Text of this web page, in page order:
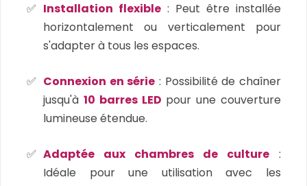
Installation flexible : Peut être installée
horizontalement ou verticalement pour
s'adapter à tous les espaces.
Connexion en série : Possibilité de chaîner
jusqu'à 10 barres LED pour une couverture
lumineuse étendue.
Adaptée aux chambres de culture :
Idéale pour une utilisation avec les